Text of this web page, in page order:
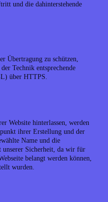
und die dahinterstehende
Übertragung zu schützen,
Technik entsprechende
über HTTPS.
Website hinterlassen, werden
ihrer Erstellung und der
Name und die
unserer Sicherheit, da wir für
belangt werden können,
wurden.